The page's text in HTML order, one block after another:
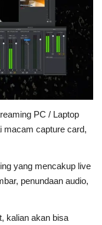
PC / Laptop
macam capture card,
yang mencakup live
penundaan audio,
kalian akan bisa